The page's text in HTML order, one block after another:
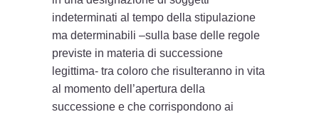
indeterminati al tempo della stipulazione
ma determinabili –sulla base delle regole
previste in materia di successione
legittima- tra coloro che risulteranno in vita
al momento dell’apertura della
successione e che corrispondono ai